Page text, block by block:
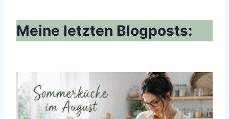
Meine letzten Blogposts: